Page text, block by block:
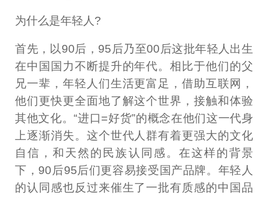
为什么是年轻人?
首先，以90后，95后乃至00后这批年轻人出生
在中国国力不断提升的年代。相比于他们的父
兄一辈，年轻人们生活更富足，借助互联网，
他们更快更全面地了解这个世界，接触和体验
其他文化。“进口=好货”的概念在他们这一代身
上逐渐消失。这个世代人群有着更强大的文化
自信，和天然的民族认同感。在这样的背景
下，90后95后们更容易接受国产品牌。年轻人
的认同感也反过来催生了一批有质感的中国品